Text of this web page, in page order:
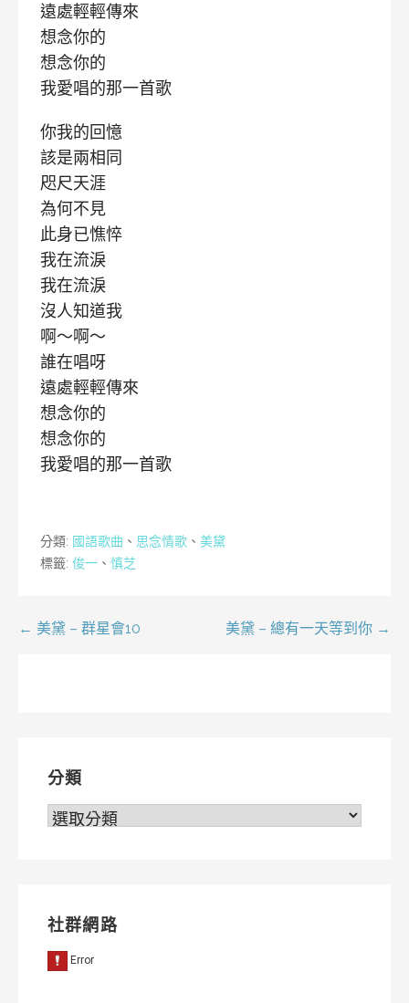
遠處輕輕傳來
想念你的
想念你的
我愛唱的那一首歌
你我的回憶
該是兩相同
咫尺天涯
為何不見
此身已憔悴
我在流淚
我在流淚
沒人知道我
啊～啊～
誰在唱呀
遠處輕輕傳來
想念你的
想念你的
我愛唱的那一首歌
分類: 國語歌曲 、 思念情歌 、 美黛
標籤: 俊一 、 慎芝
文← 美黛 – 群星會10 美黛 – 總有一天等到你 →
分類
分
社群網路